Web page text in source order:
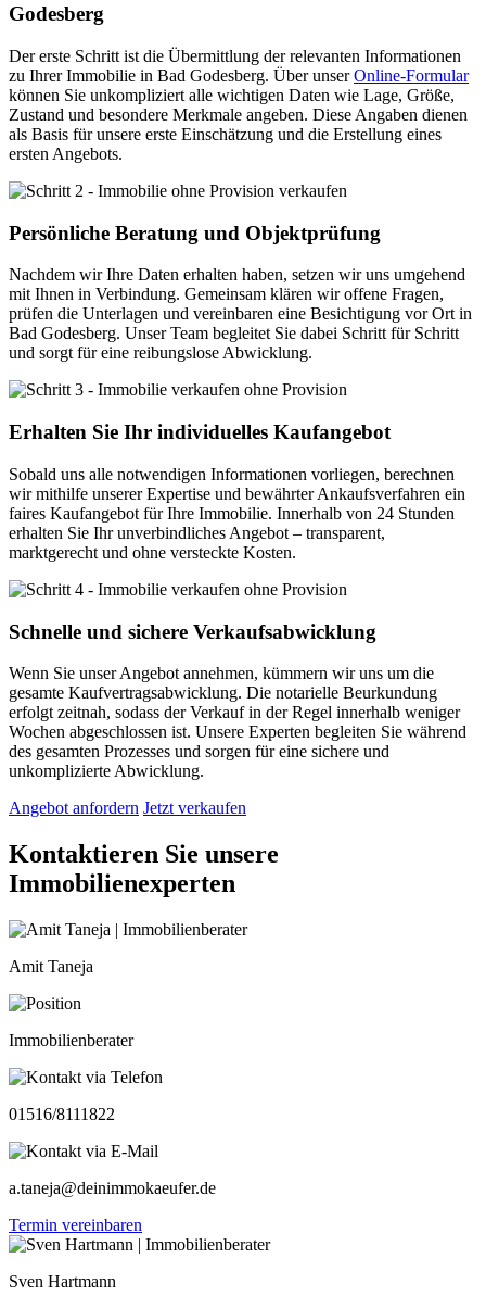
Godesberg
Der erste Schritt ist die Übermittlung der relevanten Informationen
zu Ihrer Immobilie in Bad Godesberg. Über unserOnline-Formular
können Sie unkompliziert alle wichtigen Daten wie Lage, Größe,
Zustand und besondere Merkmale angeben. Diese Angaben dienen
als Basis für unsere erste Einschätzung und die Erstellung eines
ersten Angebots.
Persönliche Beratung und Objektprüfung
Nachdem wir Ihre Daten erhalten haben, setzen wir uns umgehend
mit Ihnen in Verbindung. Gemeinsam klären wir offene Fragen,
prüfen die Unterlagen und vereinbaren eine Besichtigung vor Ort in
Bad Godesberg. Unser Team begleitet Sie dabei Schritt für Schritt
und sorgt für eine reibungslose Abwicklung.
Erhalten Sie Ihr individuelles Kaufangebot
Sobald uns alle notwendigen Informationen vorliegen, berechnen
wir mithilfe unserer Expertise und bewährter Ankaufsverfahren ein
faires Kaufangebot für Ihre Immobilie. Innerhalb von 24 Stunden
erhalten Sie Ihr unverbindliches Angebot – transparent,
marktgerecht und ohne versteckte Kosten.
Schnelle und sichere Verkaufsabwicklung
Wenn Sie unser Angebot annehmen, kümmern wir uns um die
gesamte Kaufvertragsabwicklung. Die notarielle Beurkundung
erfolgt zeitnah, sodass der Verkauf in der Regel innerhalb weniger
Wochen abgeschlossen ist. Unsere Experten begleiten Sie während
des gesamten Prozesses und sorgen für eine sichere und
unkomplizierte Abwicklung.
Angebot anfordern Jetzt verkaufen
Kontaktieren Sie unsere
Immobilienexperten
Amit Taneja
Immobilienberater
01516/8111822
a.taneja@deinimmokaeufer.de
Termin vereinbaren
Sven Hartmann